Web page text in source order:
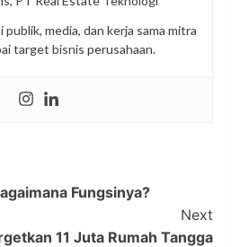
media, dan kerja sama mitra
target bisnis perusahaan.
Fungsinya?
Next
11 Juta Rumah Tangga